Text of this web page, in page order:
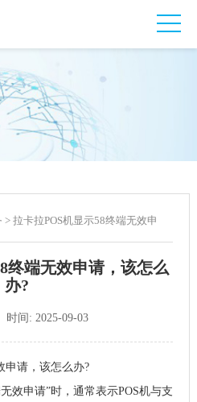
> 拉卡拉POS机显示58终端无效申
终端无效申请，该怎么
办?
间: 2025-09-03
申请，该怎么办?
效申请”时，通常表示POS机与支